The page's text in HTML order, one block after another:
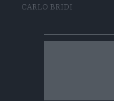
CARLO BRIDI